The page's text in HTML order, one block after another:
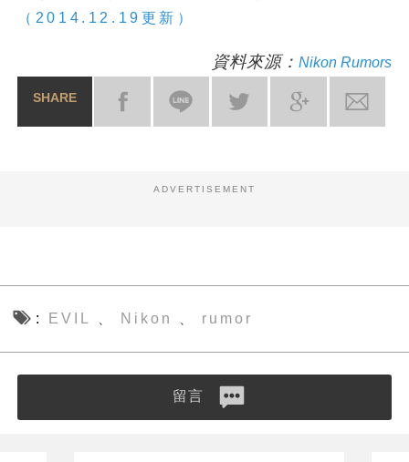
（2014.12.19更新）
資料來源： Nikon Rumors
SHARE
ADVERTISEMENT
EVIL Nikon rumor
留言